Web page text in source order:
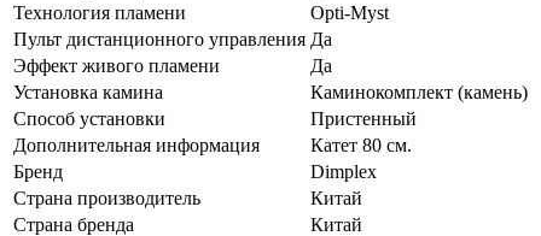
Технология пламени
Opti-Myst
Пульт дистанционного управления Да
Эффект живого пламени
Да
Установка камина
Каминокомплект (камень)
Способ установки
Пристенный
Дополнительная информация
Катет 80 см.
Бренд
Dimplex
Страна производитель
Китай
Страна бренда
Китай